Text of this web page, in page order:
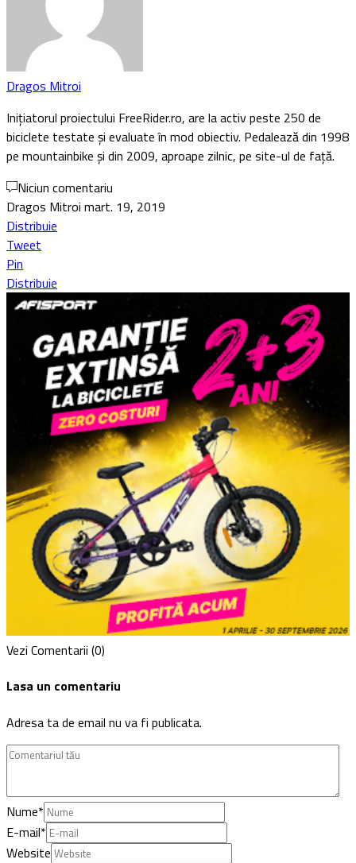
Dragos Mitroi
Inițiatorul proiectului FreeRider.ro, are la activ peste 250 de
biciclete testate și evaluate în mod obiectiv. Pedalează din 1998
pe mountainbike și din 2009, aproape zilnic, pe site-ul de față.
Niciun comentariu
Dragos Mitroi mart. 19, 2019
Distribuie
Tweet
Pin
Distribuie
Vezi Comentarii (0)
Lasa un comentariu
Adresa ta de email nu va fi publicata.
Nume*
E-mail*
Website